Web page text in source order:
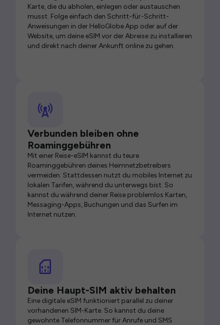
Karte, die du abholen, einlegen oder austauschen
musst. Folge einfach den Schritt-für-Schritt-
Anweisungen in der HelloGlobe App oder auf der
Website, um deine eSIM vor der Abreise zu installieren
und direkt nach deiner Ankunft online zu gehen.
Verbunden bleiben ohne
Roaminggebühren
Mit einer Reise-eSIM kannst du teure
Roaminggebühren deines Heimnetzbetreibers
vermeiden. Stattdessen nutzt du mobiles Internet zu
lokalen Tarifen, während du unterwegs bist. So
kannst du während deiner Reise problemlos Karten,
Messaging-Apps, Buchungen und das Surfen im
Internet nutzen.
Deine Haupt-SIM aktiv behalten
Eine digitale eSIM funktioniert parallel zu deiner
vorhandenen SIM-Karte. So kannst du deine
gewohnte Telefonnummer für Anrufe und SMS